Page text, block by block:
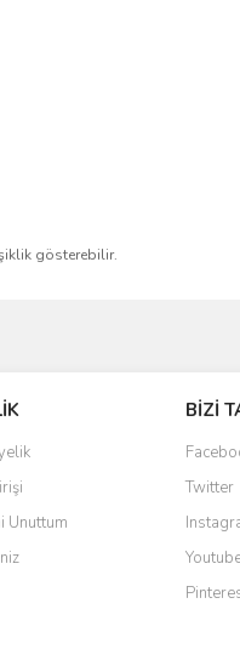
gösterebilir.
Unuttum
BİZİ
Twitter